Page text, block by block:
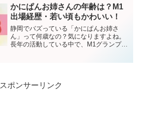
愛に興味が持てるようになるのでしょう
か？今回出演するうぶのハツ...
かにぱんお姉さんの年齢は？M1
出場経歴・若い頃もかわいい！
静岡でバズっている「かにぱんお姉さ
ん」って何歳なの？気になりますよね。
長年の活動している中で、M1グランプリ
スポンサーリンク